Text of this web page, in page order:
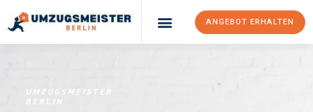
ANGEBOT ERHALTEN
UMZUGSMEISTER
BERLIN